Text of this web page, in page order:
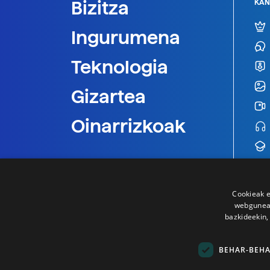
Bizitza
Ingurumena
Teknologia
Gizartea
Oinarrizkoak
Cookieak
BEHAR-